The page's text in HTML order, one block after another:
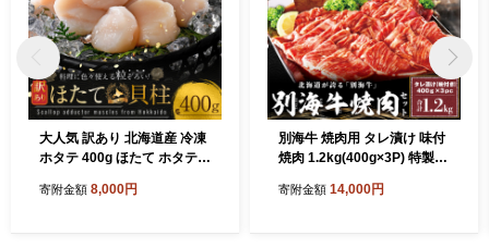
大人気 訳あり 北海道産 冷凍
ホタテ 400g ほたて ホタテ
大粒 天然 海鮮 ランキング 大
寄附金額 8,000円
別海牛 焼肉用 タレ漬け 味付
焼肉 1.2kg(400g×3P) 特製
別海町産】【FF000FA01】
寄附金額 14,000円